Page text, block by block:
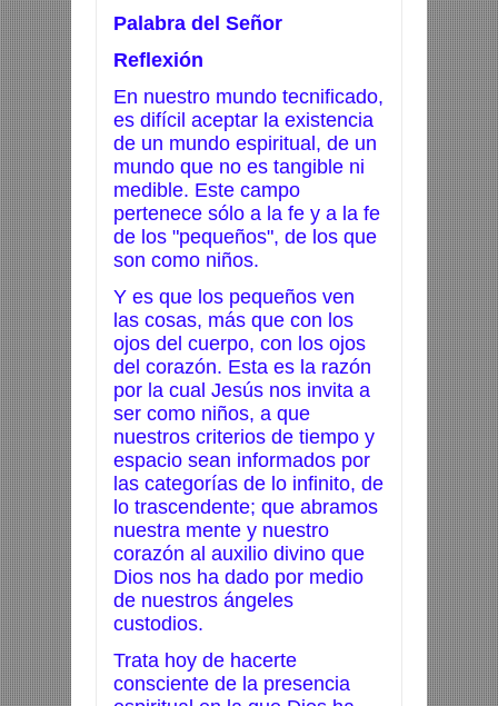
Palabra del Señor
Reflexión
En nuestro mundo tecnificado,
es difícil aceptar la existencia
de un mundo espiritual, de un
mundo que no es tangible ni
medible. Este campo
pertenece sólo a la fe y a la fe
de los "pequeños", de los que
son como niños.
Y es que los pequeños ven
las cosas, más que con los
ojos del cuerpo, con los ojos
del corazón. Esta es la razón
por la cual Jesús nos invita a
ser como niños, a que
nuestros criterios de tiempo y
espacio sean informados por
las categorías de lo infinito, de
lo trascendente; que abramos
nuestra mente y nuestro
corazón al auxilio divino que
Dios nos ha dado por medio
de nuestros ángeles
custodios.
Trata hoy de hacerte
consciente de la presencia